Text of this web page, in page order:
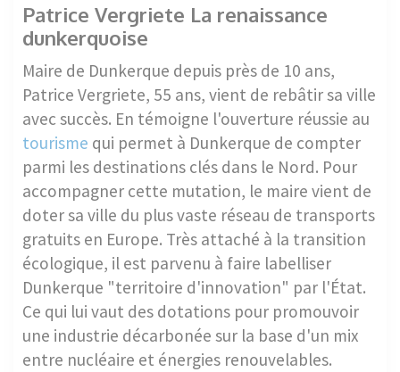
Patrice Vergriete La renaissance
dunkerquoise
Maire de Dunkerque depuis près de 10 ans,
Patrice Vergriete, 55 ans, vient de rebâtir sa ville
avec succès. En témoigne l'ouverture réussie au
tourisme qui permet à Dunkerque de compter
parmi les destinations clés dans le Nord. Pour
accompagner cette mutation, le maire vient de
doter sa ville du plus vaste réseau de transports
gratuits en Europe. Très attaché à la transition
écologique, il est parvenu à faire labelliser
Dunkerque "territoire d'innovation" par l'État.
Ce qui lui vaut des dotations pour promouvoir
une industrie décarbonée sur la base d'un mix
entre nucléaire et énergies renouvelables.